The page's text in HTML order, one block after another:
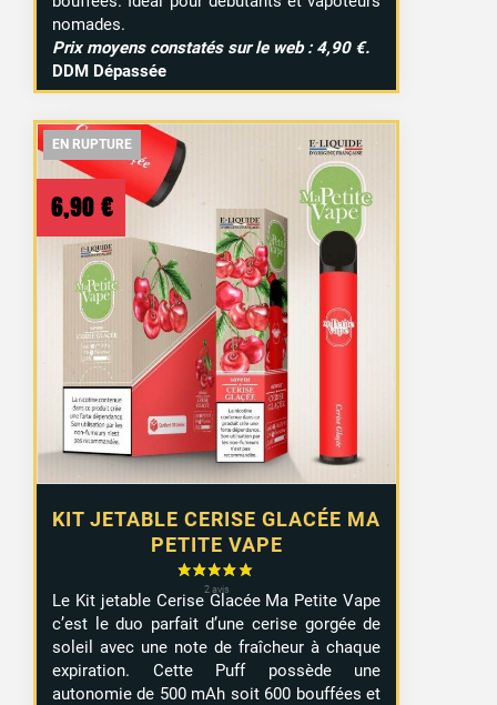
nomades.
Prix moyens constatés sur le web : 4,90 €.
DDM Dépassée
EN RUPTURE
EN RUPTURE
KIT JETABLE CERISE GLACÉE MA
PETITE VAPE
6,90 €
Le Kit jetable Cerise Glacée Ma Petite Vape
c’est le duo parfait d’une cerise gorgée de
soleil avec une note de fraîcheur à chaque
expiration. Cette Puff possède une
autonomie de 500 mAh soit 600 bouffées et
EN RUPTURE